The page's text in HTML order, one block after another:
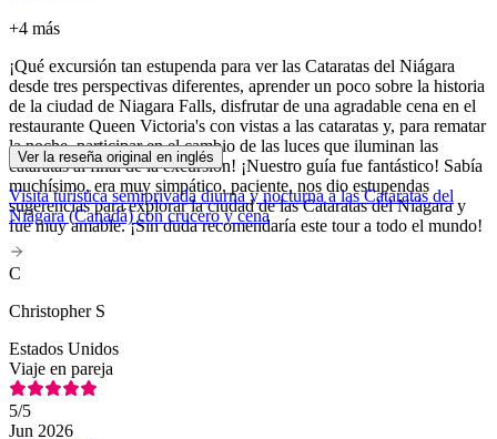
+4 más
¡Qué excursión tan estupenda para ver las Cataratas del Niágara
desde tres perspectivas diferentes, aprender un poco sobre la historia
de la ciudad de Niagara Falls, disfrutar de una agradable cena en el
restaurante Queen Victoria's con vistas a las cataratas y, para rematar
la noche, participar en el cambio de las luces que iluminan las
cataratas al final de la excursión! ¡Nuestro guía fue fantástico! Sabía
muchísimo, era muy simpático, paciente, nos dio estupendas
sugerencias para explorar la ciudad de las Cataratas del Niágara y
fue muy amable. ¡Sin duda recomendaría este tour a todo el mundo!
Ver la reseña original en inglés
Visita turística semiprivada diurna y nocturna a las Cataratas del
Niágara (Canadá) con crucero y cena
C
Christopher S
Estados Unidos
Viaje en pareja
5/5
Jun 2026